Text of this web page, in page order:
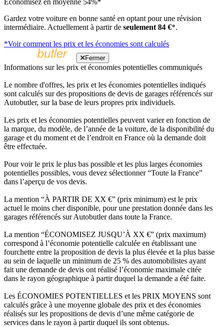
Gardez votre voiture en bonne santé en optant pour une révision
intermédiaire. Actuellement à partir de seulement 84 €*.
*Voir comment les prix et les économies sont calculés
Fermer
Informations sur les prix et économies potentielles communiqués
Le nombre d'offres, les prix et les économies potentielles indiqués
sont calculés sur des propositions de devis de garages référencés sur
Autobutler, sur la base de leurs propres prix individuels.
Les prix et les économies potentielles peuvent varier en fonction de
la marque, du modèle, de l’année de la voiture, de la disponibilité du
garage et du moment et de l’endroit en France où la demande doit
être effectuée.
Pour voir le prix le plus bas possible et les plus larges économies
potentielles possibles, vous devez sélectionner “Toute la France”
dans l’aperçu de vos devis.
La mention “À PARTIR DE XX €” (prix minimum) est le prix
actuel le moins cher disponible, pour une prestation donnée dans les
garages référencés sur Autobutler dans toute la France.
La mention “ÉCONOMISEZ JUSQU’À XX €” (prix maximum)
correspond à l’économie potentielle calculée en établissant une
fourchette entre la proposition de devis la plus élevée et la plus basse
au sein de laquelle un minimum de 25 % des automobilistes ayant
fait une demande de devis ont réalisé l’économie maximale citée
dans le rayon géographique à partir duquel la demande a été faite.
Les ÉCONOMIES POTENTIELLES et les PRIX MOYENS sont
calculés grâce à une moyenne globale des prix et des économies
réalisés sur les propositions de devis d’une même catégorie de
services dans le rayon à partir duquel ils sont obtenus.